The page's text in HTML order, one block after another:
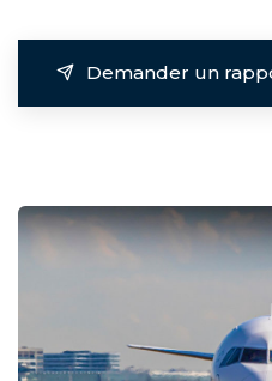
Demander un